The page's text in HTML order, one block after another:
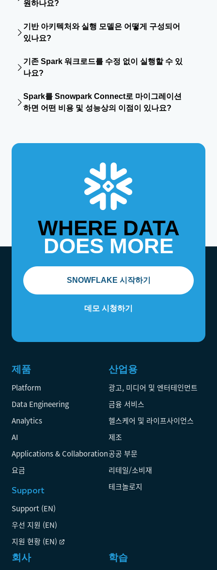
니다. 따라서 별도의 Spark 클러스터 프로비저닝이 필요 없으
있습니다. 반면 Spark Connector는 별도의 Spark 클러스터
가 필요하고 데이터 전송이 수반되며, 일부 Spark SQL 작업만
원하나요?
인 파일 포맷을 읽고 쓸 수 있습니다. 또한 Snowflake 네이티
브 테이블은 물론, Snowflake 관리형 및 외부 관리형
의 데이터도 지원합니다.
기반 아키텍처와 실행 모델은 어떻게 구성되어
있나요?
오픈소스 Spark Connect 프로토콜 기반으로 구축되었습니
다. Snowpark Connect는 경량 Spark Connect 서버를 사
Snowflake 벡터화 엔진으로 푸시다운하여 실행합니다. 즉,
별도의 Spark 클러스터를 실행하지 않아도 되며 모든 연산은
기존 Spark 워크로드를 수정 없이 실행할 수 있
나요?
Snowflake로 변경하면 그대로 실행할 수 있습니다. 또한
Snowpark Migration Accelerator(SMA)를 사용하면 규모와
Spark를 Snowpark Connect로 마이그레이션
하면 어떤 비용 및 성능상의 이점이 있나요?
했습니다.
WHERE DATA
DOES MORE
SNOWFLAKE 시작하기
데모 시청하기
제품
Platform
Data Engineering
Analytics
AI
Applications & Collaboration
요금
Support
Support (EN)
우선 지원 (EN)
지원 현황 (EN)
산업용
광고, 미디어 및 엔터테인먼트
금융 서비스
헬스케어 및 라이프사이언스
제조
공공 부문
리테일/소비재
테크놀로지
회사 학습